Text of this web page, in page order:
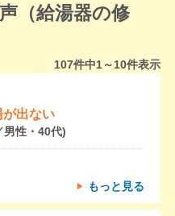
（給湯器の修
107件中1～10件表示
が出ない
男性・40代)
もっと見る